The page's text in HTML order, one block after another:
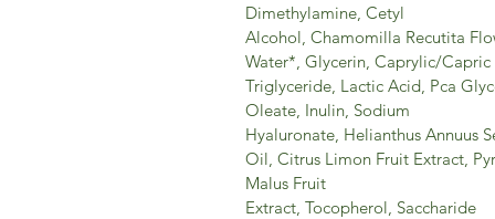
Dimethylamine, Cetyl
Alcohol, Chamomilla Recutita
Water*, Glycerin, Caprylic/Capric
Triglyceride, Lactic Acid, Pca
Oleate, Inulin, Sodium
Hyaluronate, Helianthus Annuus
Oil, Citrus Limon Fruit Extract,
Malus Fruit
Extract, Tocopherol, Saccharide